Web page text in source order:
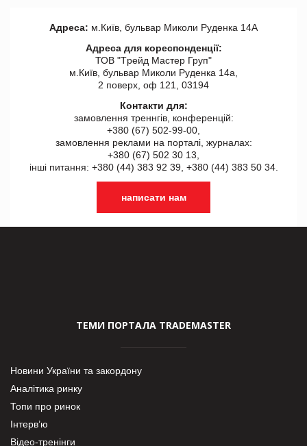
Адреса: м.Київ, бульвар Миколи Руденка 14А
Адреса для кореспонденції:
ТОВ "Tрейд Мастер Груп"
м.Київ, бульвар Миколи Руденка 14а,
2 поверх, оф 121, 03194
Контакти для:
замовлення треннгів, конференцій:
+380 (67) 502-99-00,
замовлення реклами на порталі, журналах:
+380 (67) 502 30 13,
інші питання: +380 (44) 383 92 39, +380 (44) 383 50 34.
написати нам
ТЕМИ ПОРТАЛА TRADEMASTER
Новини України та закордону
Аналітика ринку
Топи про ринок
Інтерв’ю
Відео-тренінги